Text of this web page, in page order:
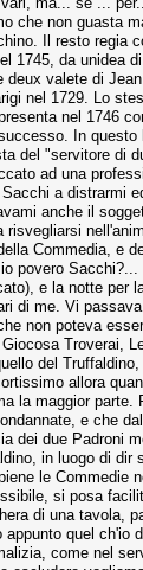
che non guasta
Il resto regia
1745, da unidea
deux valete di
nel 1729. Lo
nel 1746
In
del "servitore di
ad una
a distrarmi
anche il
Commedia, e
povero
e la notte per
di me. Vi
non poteva
Troverai,
del
allora
la maggior
e che
dei due Padroni
in luogo di
le Commedie
si posa
di una tavola,
quel ch'io
come nel